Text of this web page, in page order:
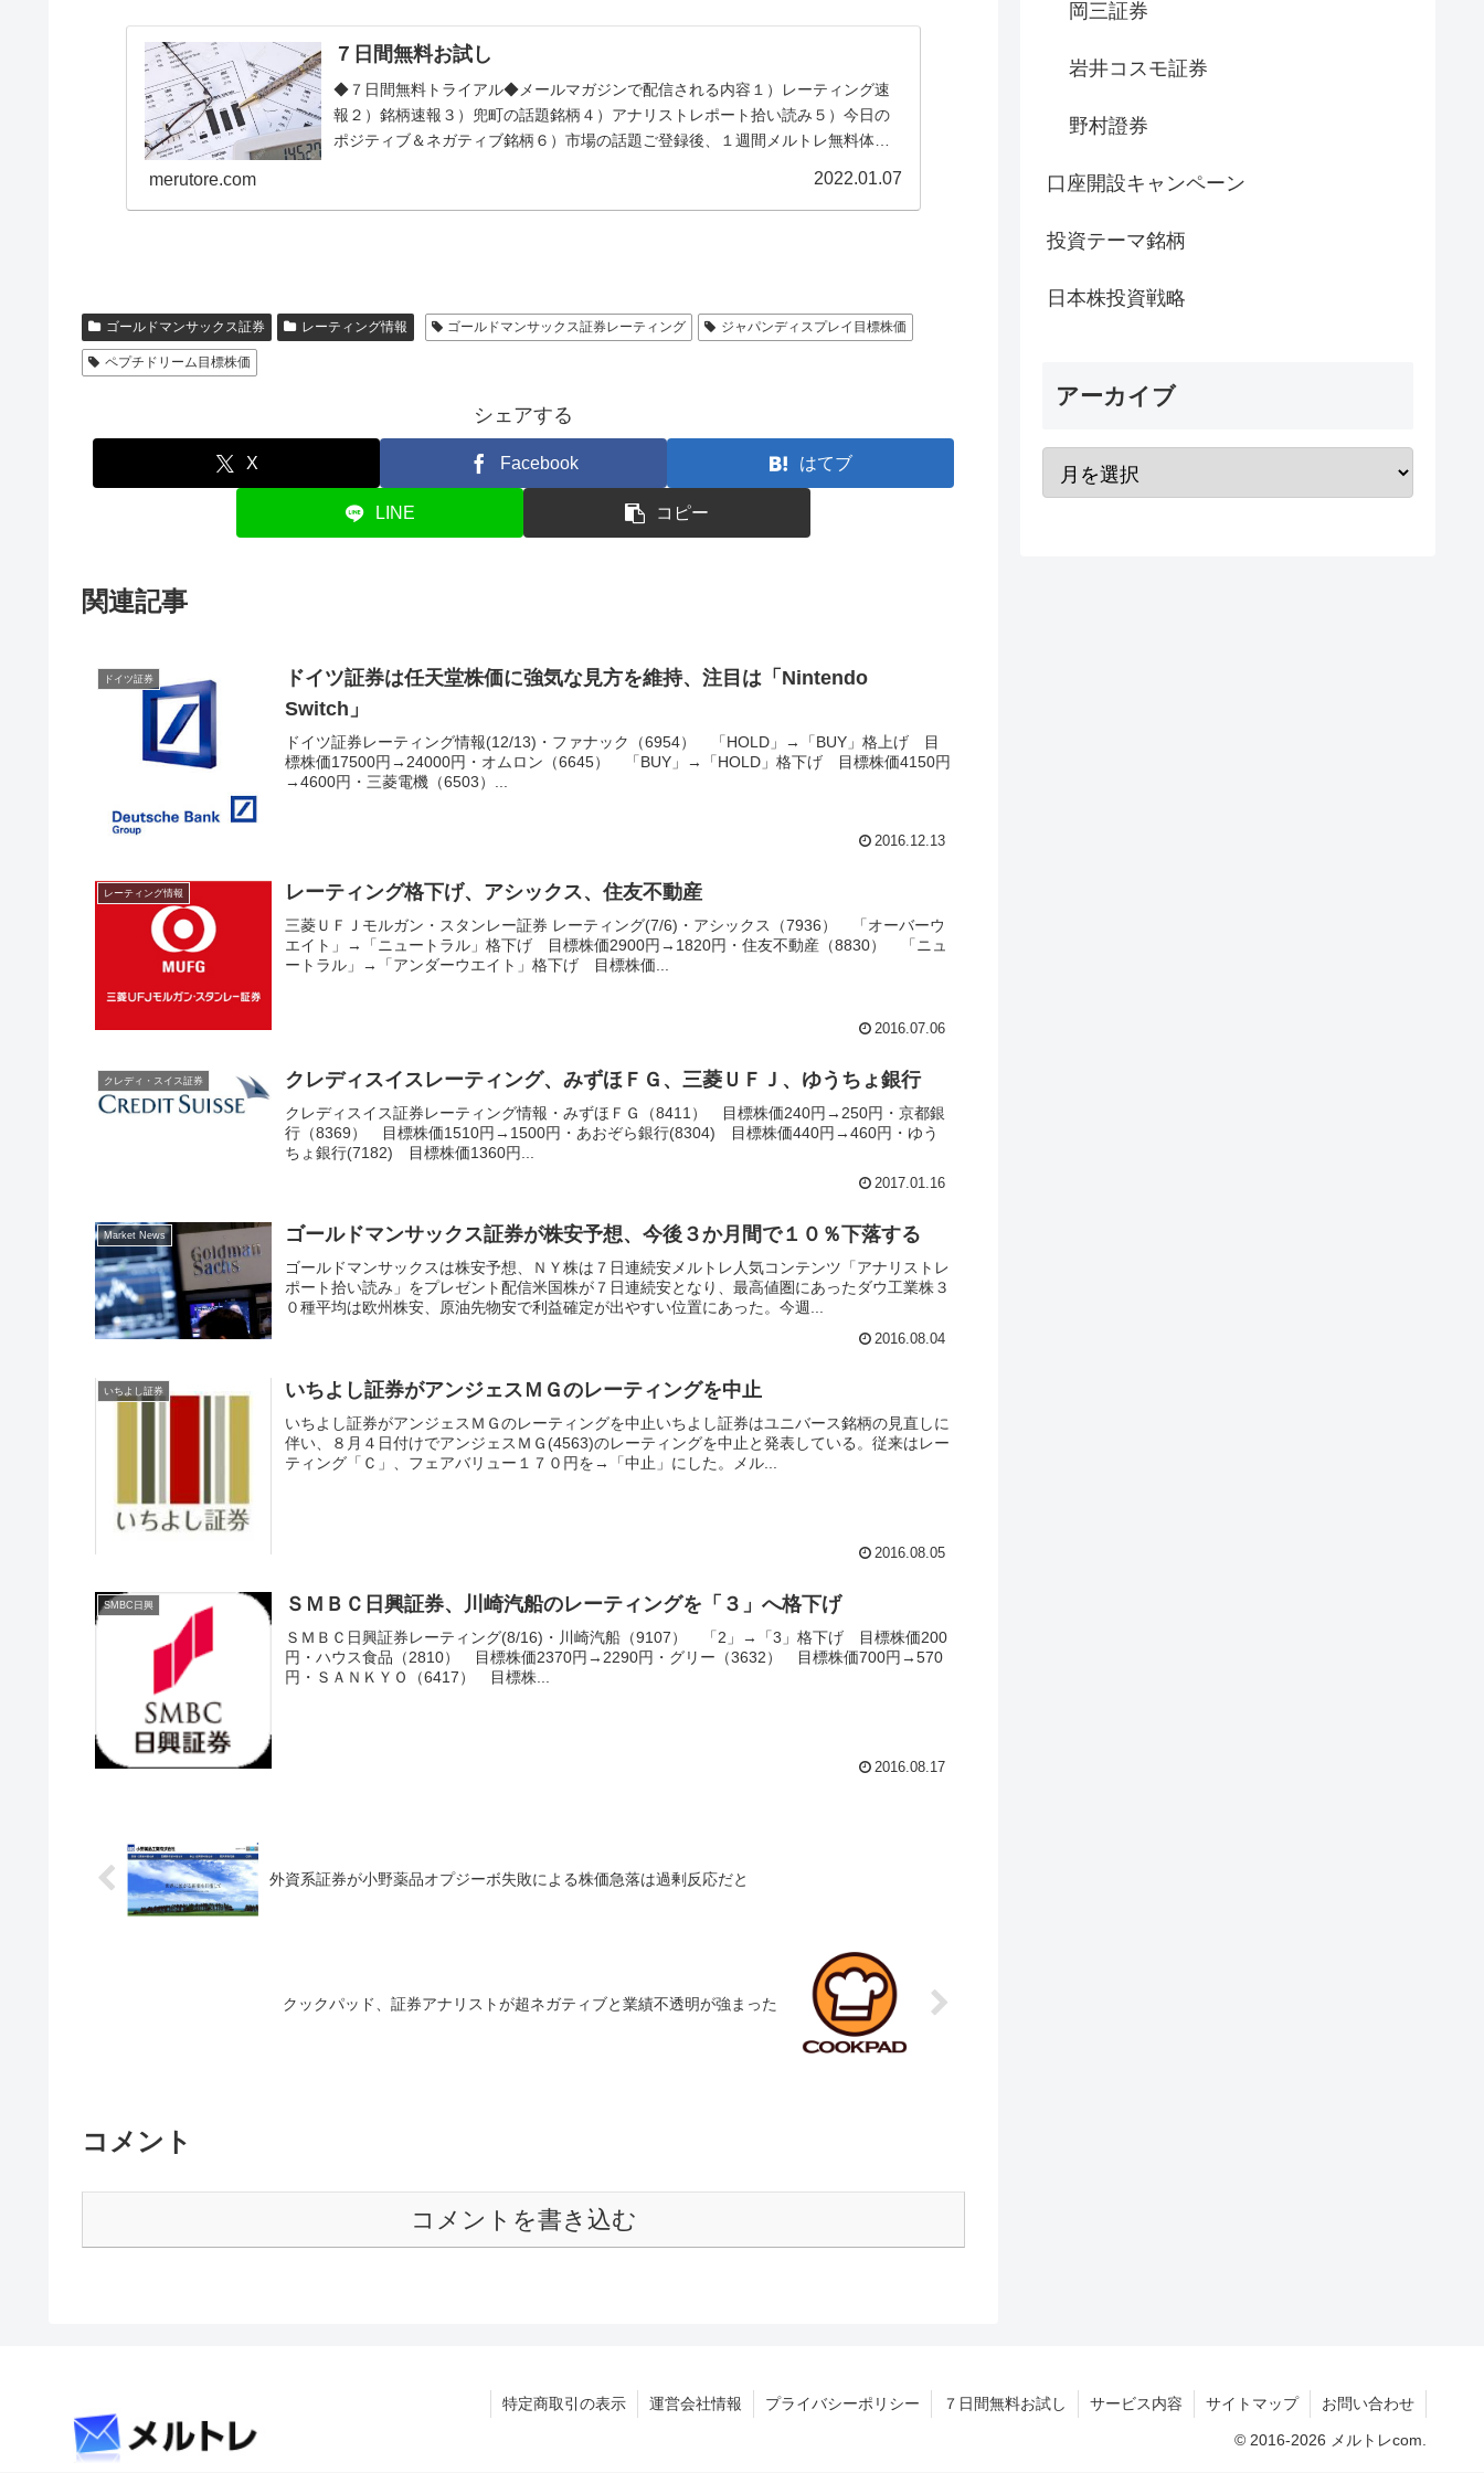
７日間無料お試し
◆７日間無料トライアル◆メールマガジンで配信される内容１）レーティング速
報２）銘柄速報３）兜町の話題銘柄４）アナリストレポート拾い読み５）今日の
ポジティブ＆ネガティブ銘柄６）市場の話題ご登録後、１週間メルトレ無料体験
merutore.com 2022.01.07
ゴールドマンサックス証券 レーティング情報 ゴールドマンサックス証券レーティング ジャパンディスプレイ目標株価
ペプチドリーム目標株価
シェアする
X Facebook はてブ
LINE コピー
関連記事
ドイツ証券
ドイツ証券は任天堂株価に強気な見方を維持、注目は「Nintendo
Switch」
ドイツ証券レーティング情報(12/13)・ファナック（6954） 「HOLD」→「BUY」格上げ 目
標株価17500円→24000円・オムロン（6645） 「BUY」→「HOLD」格下げ 目標株価4150円
→4600円・三菱電機（6503）...
2016.12.13
レーティング情報 レーティング格下げ、アシックス、住友不動産
三菱ＵＦＪモルガン・スタンレー証券 レーティング(7/6)・アシックス（7936） 「オーバーウ
エイト」→「ニュートラル」格下げ 目標株価2900円→1820円・住友不動産（8830） 「ニュ
ートラル」→「アンダーウエイト」格下げ 目標株価...
2016.07.06
クレディ・スイス証券 クレディスイスレーティング、みずほＦＧ、三菱ＵＦＪ、ゆうちょ銀行
クレディスイス証券レーティング情報・みずほＦＧ（8411） 目標株価240円→250円・京都銀
行（8369） 目標株価1510円→1500円・あおぞら銀行(8304) 目標株価440円→460円・ゆう
ちょ銀行(7182) 目標株価1360円...
2017.01.16
Market News ゴールドマンサックス証券が株安予想、今後３か月間で１０％下落する
ゴールドマンサックスは株安予想、ＮＹ株は７日連続安メルトレ人気コンテンツ「アナリストレ
ポート拾い読み」をプレゼント配信米国株が７日連続安となり、最高値圏にあったダウ工業株３
０種平均は欧州株安、原油先物安で利益確定が出やすい位置にあった。今週...
2016.08.04
いちよし証券 いちよし証券がアンジェスＭＧのレーティングを中止
いちよし証券がアンジェスＭＧのレーティングを中止いちよし証券はユニバース銘柄の見直しに
伴い、８月４日付けでアンジェスＭＧ(4563)のレーティングを中止と発表している。従来はレー
ティング「Ｃ」、フェアバリュー１７０円を→「中止」にした。メル...
2016.08.05
SMBC日興 ＳＭＢＣ日興証券、川崎汽船のレーティングを「３」へ格下げ
ＳＭＢＣ日興証券レーティング(8/16)・川崎汽船（9107） 「2」→「3」格下げ 目標株価200
円・ハウス食品（2810） 目標株価2370円→2290円・グリー（3632） 目標株価700円→570
円・ＳＡＮＫＹＯ（6417） 目標株...
2016.08.17
外資系証券が小野薬品オプジーボ失敗による株価急落は過剰反応だと
クックパッド、証券アナリストが超ネガティブと業績不透明が強まった
コメント
コメントを書き込む
岡三証券
岩井コスモ証券
野村證券
口座開設キャンペーン
投資テーマ銘柄
日本株投資戦略
アーカイブ
特定商取引の表示 運営会社情報 プライバシーポリシー ７日間無料お試し サービス内容 サイトマップ お問い合わせ
© 2016-2026 メルトレcom.